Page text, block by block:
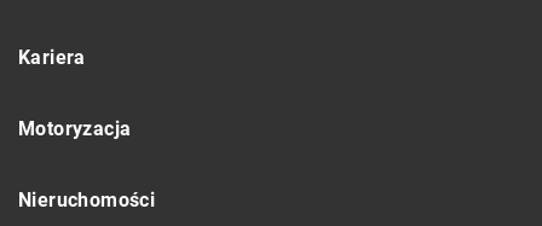
Kariera
Motoryzacja
Nieruchomości